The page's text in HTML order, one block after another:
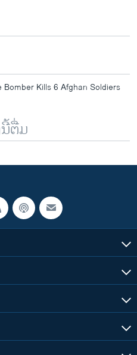
Bomber Kills 6 Afghan Soldiers
ຕື່ມ